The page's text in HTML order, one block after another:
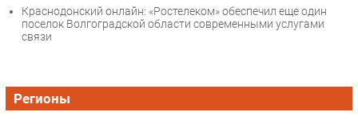
Краснодонский онлайн: «Ростелеком» обеспечил еще один
поселок Волгоградской области современными услугами
связи
Регионы